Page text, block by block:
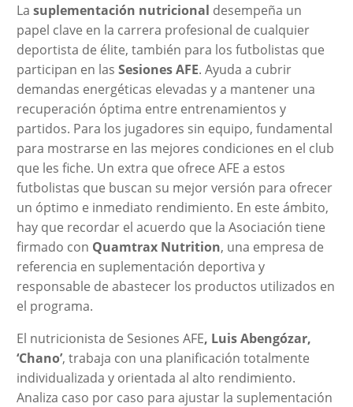
La suplementación nutricional desempeña un
papel clave en la carrera profesional de cualquier
deportista de élite, también para los futbolistas que
participan en las Sesiones AFE. Ayuda a cubrir
demandas energéticas elevadas y a mantener una
recuperación óptima entre entrenamientos y
partidos. Para los jugadores sin equipo, fundamental
para mostrarse en las mejores condiciones en el club
que les fiche. Un extra que ofrece AFE a estos
futbolistas que buscan su mejor versión para ofrecer
un óptimo e inmediato rendimiento. En este ámbito,
hay que recordar el acuerdo que la Asociación tiene
firmado con Quamtrax Nutrition, una empresa de
referencia en suplementación deportiva y
responsable de abastecer los productos utilizados en
el programa.
El nutricionista de Sesiones AFE, Luis Abengózar,
‘Chano’, trabaja con una planificación totalmente
individualizada y orientada al alto rendimiento.
Analiza caso por caso para ajustar la suplementación